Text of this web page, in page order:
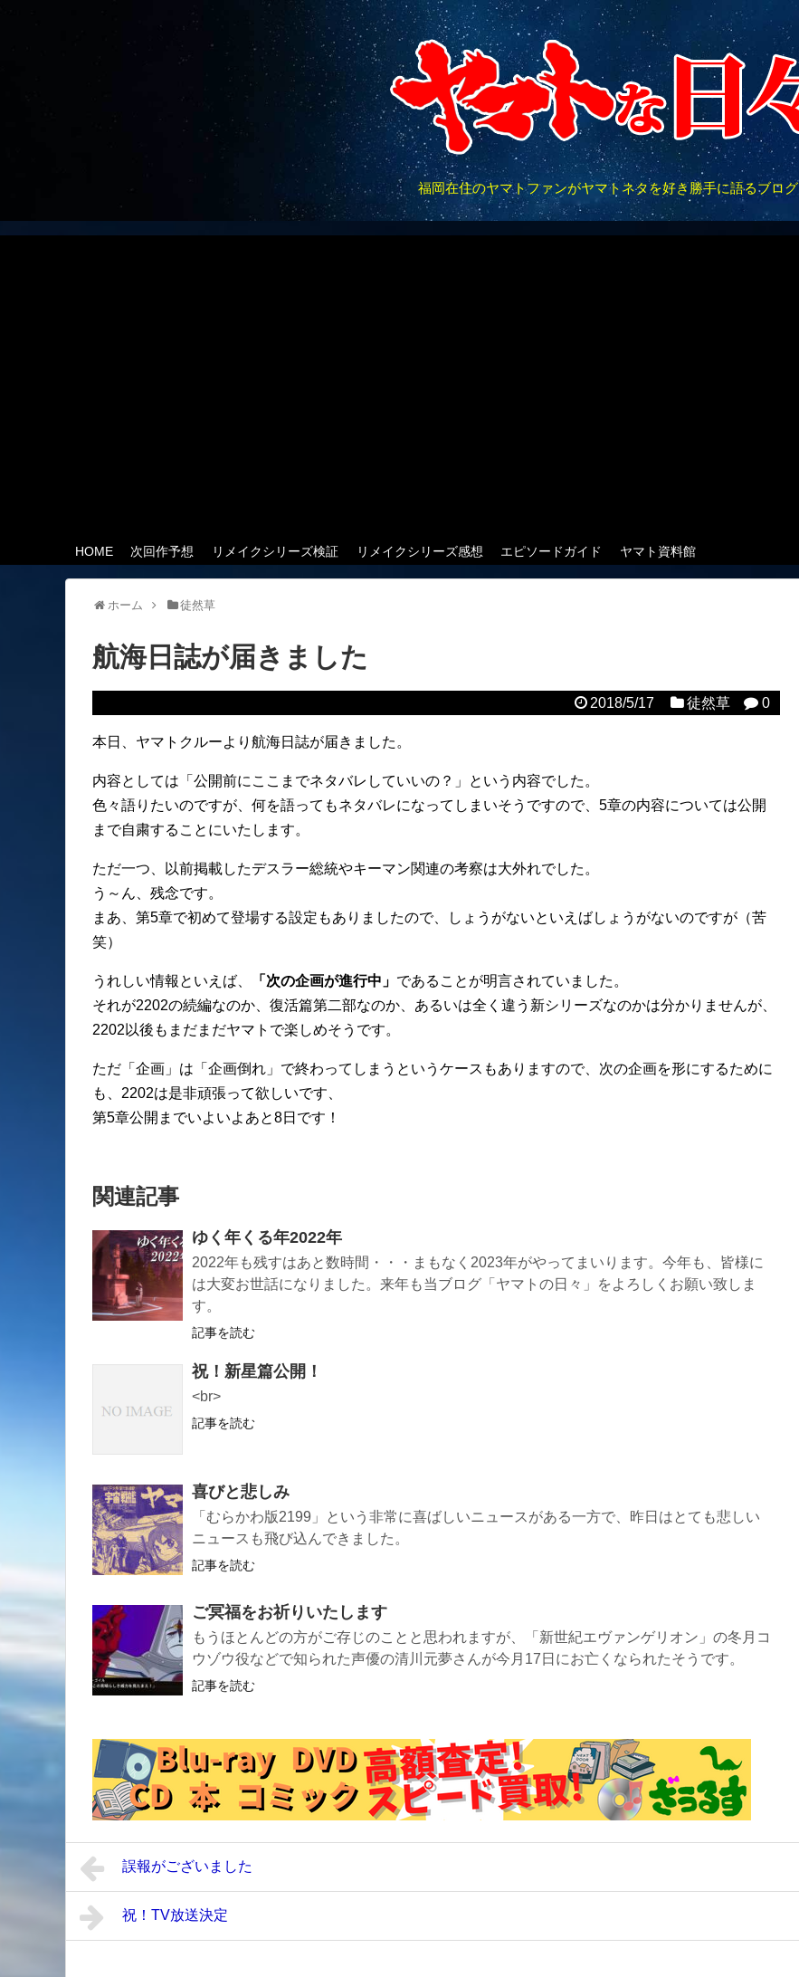
福岡在住のヤマトファンがヤマトネタを好き勝手に語るブログ
HOME 次回作予想 リメイクシリーズ検証 リメイクシリーズ感想 エピソードガイド ヤマト資料館
ホーム 徒然草
航海日誌が届きました
2018/5/17 徒然草 0
本日、ヤマトクルーより航海日誌が届きました。
内容としては「公開前にここまでネタバレしていいの？」という内容でした。
色々語りたいのですが、何を語ってもネタバレになってしまいそうですので、5章の内容については公開
まで自粛することにいたします。
ただ一つ、以前掲載したデスラー総統やキーマン関連の考察は大外れでした。
う～ん、残念です。
まあ、第5章で初めて登場する設定もありましたので、しょうがないといえばしょうがないのですが（苦
笑）
うれしい情報といえば、 「次の企画が進行中」 であることが明言されていました。
それが2202の続編なのか、復活篇第二部なのか、あるいは全く違う新シリーズなのかは分かりませんが、
2202以後もまだまだヤマトで楽しめそうです。
ただ「企画」は「企画倒れ」で終わってしまうというケースもありますので、次の企画を形にするために
も、2202は是非頑張って欲しいです、
第5章公開までいよいよあと8日です！
関連記事
ゆく年くる年2022年
2022年も残すはあと数時間・・・まもなく2023年がやってまいります。今年も、皆様に
は大変お世話になりました。来年も当ブログ「ヤマトの日々」をよろしくお願い致しま
す。
記事を読む
祝！新星篇公開！
<br>
記事を読む
喜びと悲しみ
「むらかわ版2199」という非常に喜ばしいニュースがある一方で、昨日はとても悲しい
ニュースも飛び込んできました。
記事を読む
ご冥福をお祈りいたします
もうほとんどの方がご存じのことと思われますが、「新世紀エヴァンゲリオン」の冬月コ
ウゾウ役などで知られた声優の清川元夢さんが今月17日にお亡くなられたそうです。
記事を読む
誤報がございました
祝！TV放送決定